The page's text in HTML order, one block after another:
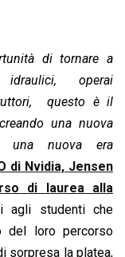
di tornare a
idraulici, operai
questo è il
una nuova
una nuova era
di Nvidia, Jensen
di laurea alla
agli studenti che
del loro percorso
sorpresa la platea,